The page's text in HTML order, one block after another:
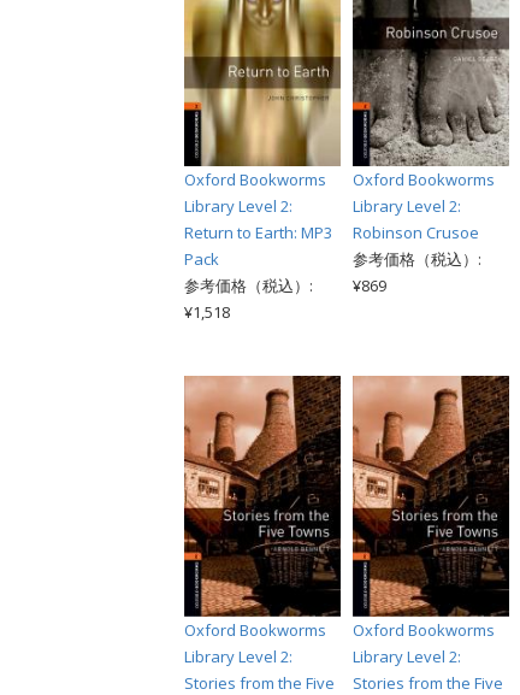
Oxford Bookworms
Library Level 2:
Return to Earth: MP3
Pack
参考価格（税込）:
¥1,518
Oxford Bookworms
Library Level 2:
Robinson Crusoe
参考価格（税込）:
¥869
Oxford Bookworms
Library Level 2:
Stories from the Five
Oxford Bookworms
Library Level 2:
Stories from the Five